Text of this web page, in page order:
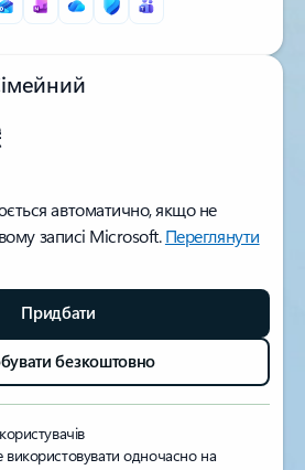
автоматично, якщо не
записі Microsoft.Переглянути
Придбати
безкоштовно
одночасно на